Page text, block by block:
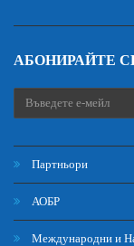
АБОНИРАЙТЕ
Партньори
АОБР
Международни и